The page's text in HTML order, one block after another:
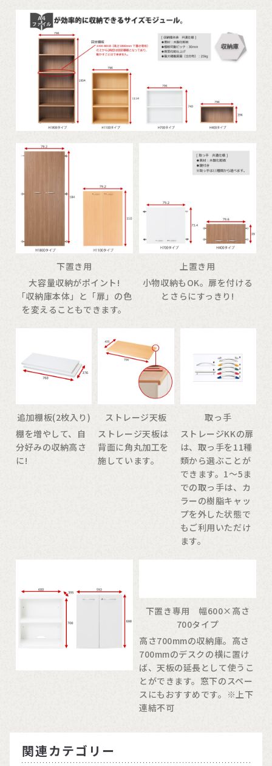
下置き用
大容量収納がポイント!
「収納庫本体」と「扉」の色
を変えることもできます。
上置き用
小物収納もOK。扉を付ける
とさらにすっきり!
追加棚板(2枚入り)
棚を増やして、自
分好みの収納高さ
に!
ストレージ天板
ストレージ天板は
背面に角丸加工を
施しています。
取っ手
ストレージKKの扉
は、取っ手を11種
類から選ぶことが
できます。1〜5ま
での取っ手は、カ
ラーの樹脂キャッ
プを外した状態で
もご利用いただけ
ます。
下置き専用 幅600×高さ
700タイプ
高さ700mmの収納庫。高さ
700mmのデスクの横に置け
ば、天板の延長として使うこ
とができます。窓下のスペー
スにもおすすめです。※上下
連結不可
関連カテゴリー